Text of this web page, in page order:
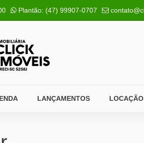
Plantão: (47) 99907-0707
LANÇAMENTOS LOCAÇÃO